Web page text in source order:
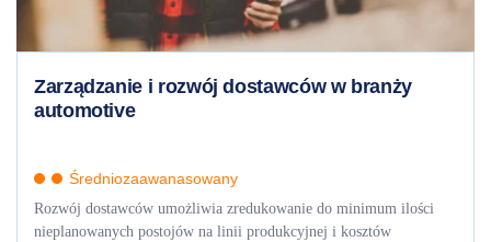
Zarządzanie i rozwój dostawców w branży
automotive
Średniozaawanasowany
Rozwój dostawców umożliwia zredukowanie do minimum ilości
nieplanowanych postojów na linii produkcyjnej i kosztów